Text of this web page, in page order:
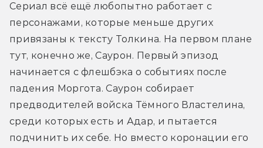
Сериал всё ещё любопытно работает с
персонажами, которые меньше других
привязаны к тексту Толкина. На первом плане
тут, конечно же, Саурон. Первый эпизод
начинается с флешбэка о событиях после
падения Моргота. Саурон собирает
предводителей войска Тёмного Властелина,
среди которых есть и Адар, и пытается
подчинить их себе. Но вместо коронации его